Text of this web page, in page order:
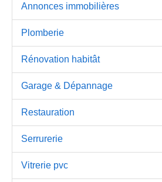
Annonces immobilières
Plomberie
Rénovation habitât
Garage & Dépannage
Restauration
Serrurerie
Vitrerie pvc